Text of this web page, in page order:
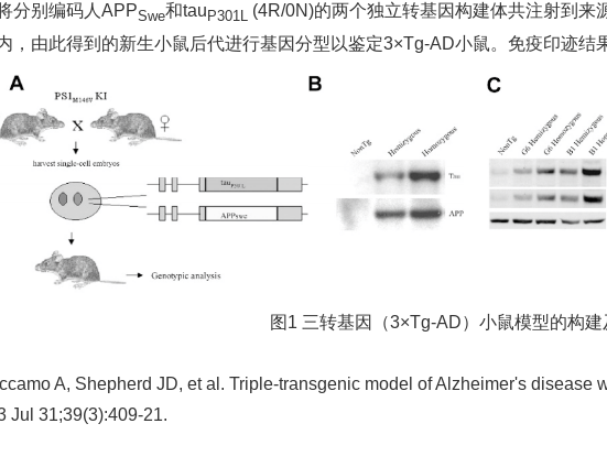
分别编码人APPSwe和tau P301L (4R/0N)的两个独立转基因构建体共注射到来
，由此得到的新生小鼠后代进行基因分型以鉴定3×Tg-AD小鼠。免疫印迹结
图1 三转基因（3×Tg-AD）小鼠模型的构建
A, Shepherd JD, et al. Triple-transgenic model of Alzheimer's
Jul 31;39(3):409-21.